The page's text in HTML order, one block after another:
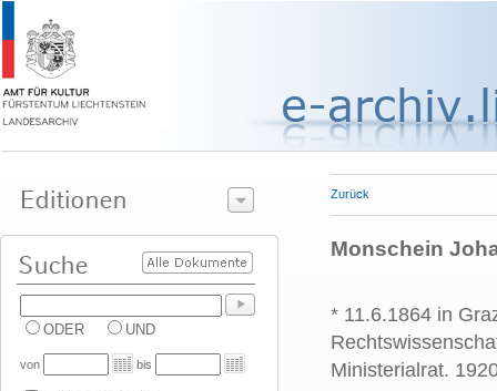
ODER UND
von bis
Zurück
Monschein
* 11.6.1864 in
Ministerialrat.